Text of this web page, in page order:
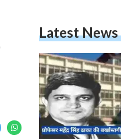
Latest News